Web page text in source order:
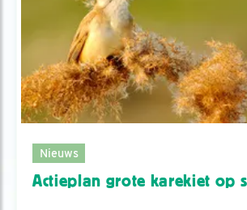
Nieuws
Actieplan grote karekiet op